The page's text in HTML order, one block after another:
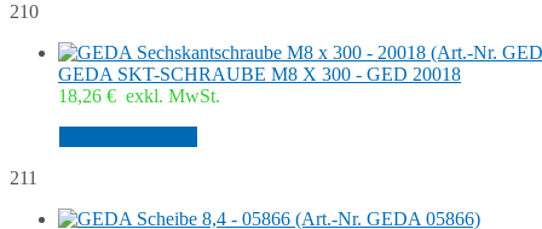
210
GEDA SKT-SCHRAUBE M8 X 300 - GED 20018
18,26 € exkl. MwSt.
211